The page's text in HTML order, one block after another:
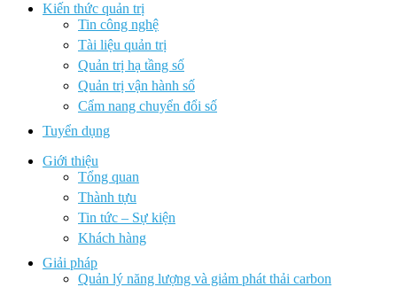
Kiến thức quản trị
Tin công nghệ
Tài liệu quản trị
Quản trị hạ tầng số
Quản trị vận hành số
Cẩm nang chuyển đổi số
Tuyển dụng
Giới thiệu
Tổng quan
Thành tựu
Tin tức – Sự kiện
Khách hàng
Giải pháp
Quản lý năng lượng và giảm phát thải carbon